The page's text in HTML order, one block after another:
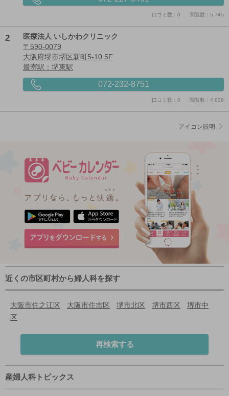
口コミ数：0 閲覧数：5,745
2
医療法人 いしかわクリニック
〒590-0079
大阪府堺市堺区新町5-10 5F
最寄駅：堺東駅
072-232-8751
口コミ数：0 閲覧数：4,829
アイコン説明
近くの市区町村から婦人科を探す
大阪市住之江区 大阪市住吉区 堺市北区 堺市西区
堺市中
区
再検索する
産婦人科トピックス